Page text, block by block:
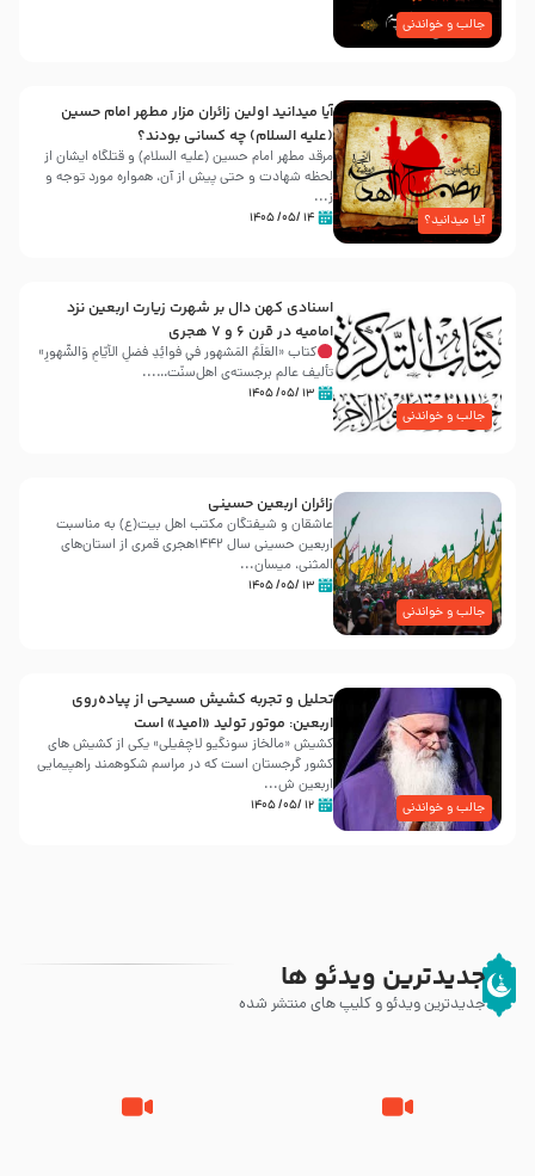
جالب و خواندنی
آیا میدانید؟
آیا میدانید اولین زائران مزار مطهر امام حسین
(علیه السلام) چه کسانی بودند؟
مرقد مطهر امام حسین (علیه السلام) و قتلگاه ایشان از
لحظه شهادت و حتی پیش از آن، همواره مورد توجه و
ز...
۱۴ /۰۵/ ۱۴۰۵
جالب و خواندنی
اسنادی کهن دال بر شهرت زیارت اربعین نزد
امامیه در قرن ۶ و ۷ هجری
کتاب «العَلَمُ المَشهور في فَوائِدِ فَضلِ الأيّامِ وَالشُّهورِ»
تألیف عالم برجسته‌ی اهل‌سنّت…...
۱۳ /۰۵/ ۱۴۰۵
جالب و خواندنی
زائران اربعین حسینی
عاشقان و شیفتگان مکتب اهل بیت(ع) به مناسبت
اربعین حسینی سال ۱۴۴۲هجری قمری از استان‌های
المثنی، میسان...
۱۳ /۰۵/ ۱۴۰۵
جالب و خواندنی
تحلیل و تجربه کشیش مسیحی از پیاده‌روی
اربعین: موتور تولید «امید» است
کشیش «مالخاز سونگیو لاچفیلی» یکی از کشیش های
کشور گرجستان است که در مراسم شکوهمند راهپیمایی
اربعین ش...
۱۲ /۰۵/ ۱۴۰۵
جدیدترین ویدئو ها
جدیدترین ویدئو و کلیپ های منتشر شده